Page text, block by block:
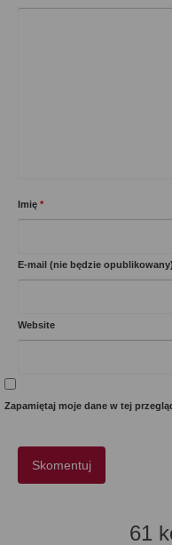
Imię *
E-mail (nie będzie opublikowany)
Website
Zapamiętaj moje dane w tej
61